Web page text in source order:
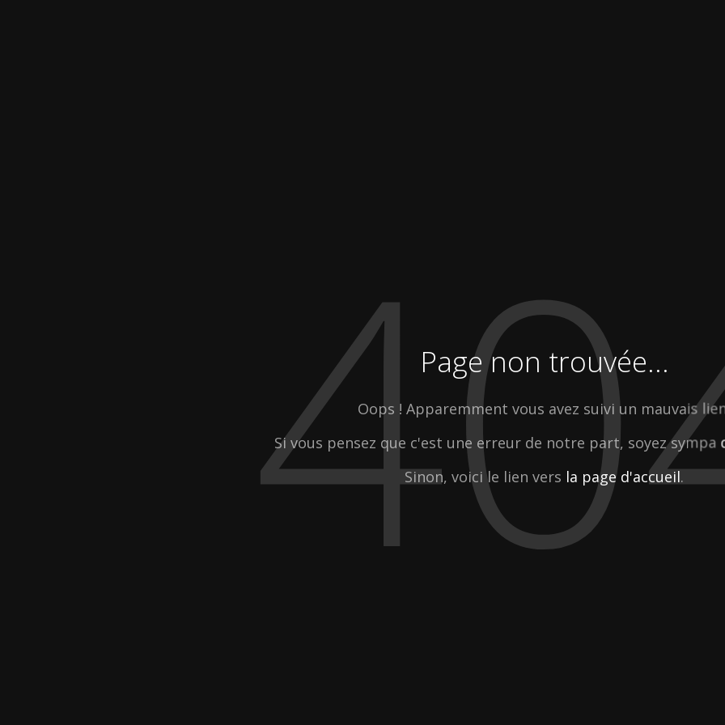
Page non trouvée...
Oops ! Apparemment vous avez suivi un mauvais
Si vous pensez que c'est une erreur de notre part, soyez sympa
Sinon, voici le lien vers la page d'accueil.